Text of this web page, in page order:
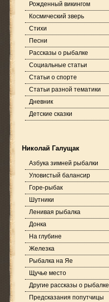
Рожденный викингом
Космический зверь
Стихи
Песни
Рассказы о рыбалке
Социальные статьи
Статьи о спорте
Статьи разной тематики
Дневник
Детские сказки
Николай Галущак
Азбука зимней рыбалки
Уловистый балансир
Горе-рыбак
Шутники
Ленивая рыбалка
Донка
На глубине
Железка
Рыбалка на Яе
Щучье место
Другие рассказы о рыбалке
Предсказания попутчицы